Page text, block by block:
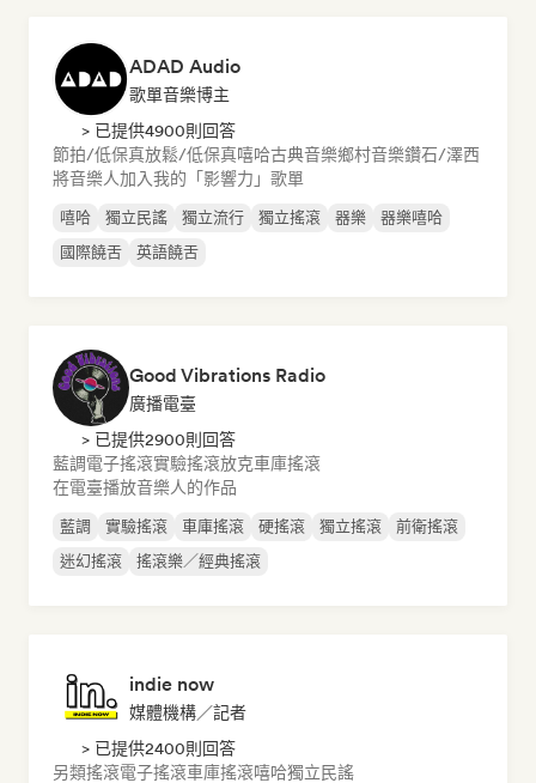
ADAD Audio
歌單音樂博主
> 已提供4900則回答
節拍/低保真放鬆/低保真嘻哈古典音樂鄉村音樂鑽石/澤西
將音樂人加入我的「影響力」歌單
嘻哈 獨立民謠 獨立流行 獨立搖滾 器樂
器樂嘻哈
國際饒舌
英語饒舌
Good Vibrations Radio
廣播電臺
> 已提供2900則回答
藍調電子搖滾實驗搖滾放克車庫搖滾
在電臺播放音樂人的作品
藍調 實驗搖滾 車庫搖滾 硬搖滾 獨立搖滾
前衛搖滾
迷幻搖滾
搖滾樂／經典搖滾
indie now
媒體機構／記者
> 已提供2400則回答
另類搖滾電子搖滾車庫搖滾嘻哈獨立民謠